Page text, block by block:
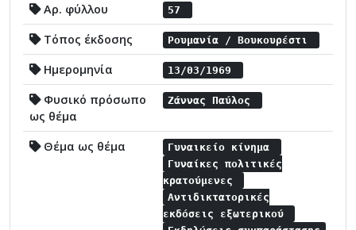
Αρ. φύλλου 57
Τόπος έκδοσης Ρουμανία / Βουκουρέστι
Ημερομηνία 13/03/1969
Φυσικό πρόσωπο
ως θέμα
Ζάννας Παύλος
Θέμα ως θέμα
Γυναικείο κίνημα
Γυναίκες πολιτικές
κρατούμενες
Αντιδικτατορικές
εκδόσεις εξωτερικού